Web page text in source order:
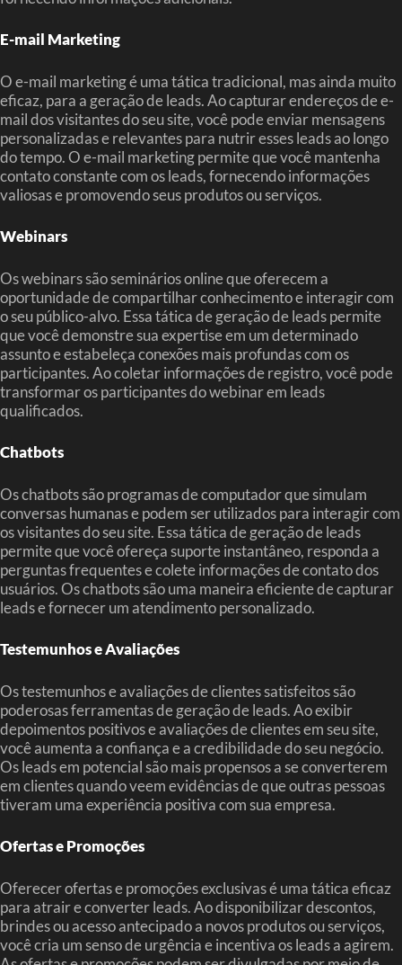
E-mail Marketing
O e-mail marketing é uma tática tradicional, mas ainda muito
eficaz, para a geração de leads. Ao capturar endereços de e-
mail dos visitantes do seu site, você pode enviar mensagens
personalizadas e relevantes para nutrir esses leads ao longo
do tempo. O e-mail marketing permite que você mantenha
contato constante com os leads, fornecendo informações
valiosas e promovendo seus produtos ou serviços.
Webinars
Os webinars são seminários online que oferecem a
oportunidade de compartilhar conhecimento e interagir com
o seu público-alvo. Essa tática de geração de leads permite
que você demonstre sua expertise em um determinado
assunto e estabeleça conexões mais profundas com os
participantes. Ao coletar informações de registro, você pode
transformar os participantes do webinar em leads
qualificados.
Chatbots
Os chatbots são programas de computador que simulam
conversas humanas e podem ser utilizados para interagir com
os visitantes do seu site. Essa tática de geração de leads
permite que você ofereça suporte instantâneo, responda a
perguntas frequentes e colete informações de contato dos
usuários. Os chatbots são uma maneira eficiente de capturar
leads e fornecer um atendimento personalizado.
Testemunhos e Avaliações
Os testemunhos e avaliações de clientes satisfeitos são
poderosas ferramentas de geração de leads. Ao exibir
depoimentos positivos e avaliações de clientes em seu site,
você aumenta a confiança e a credibilidade do seu negócio.
Os leads em potencial são mais propensos a se converterem
em clientes quando veem evidências de que outras pessoas
tiveram uma experiência positiva com sua empresa.
Ofertas e Promoções
Oferecer ofertas e promoções exclusivas é uma tática eficaz
para atrair e converter leads. Ao disponibilizar descontos,
brindes ou acesso antecipado a novos produtos ou serviços,
você cria um senso de urgência e incentiva os leads a agirem.